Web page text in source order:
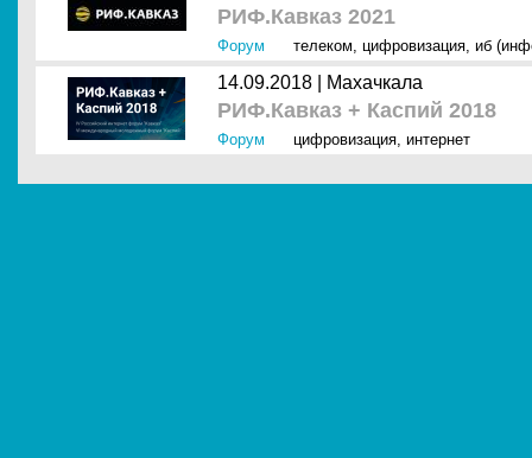
РИФ.Кавказ 2021
Форум телеком, цифровизация, иб
14.09.2018 | Махачкала
РИФ.Кавказ + Каспий 2018
Форум цифровизация, интернет